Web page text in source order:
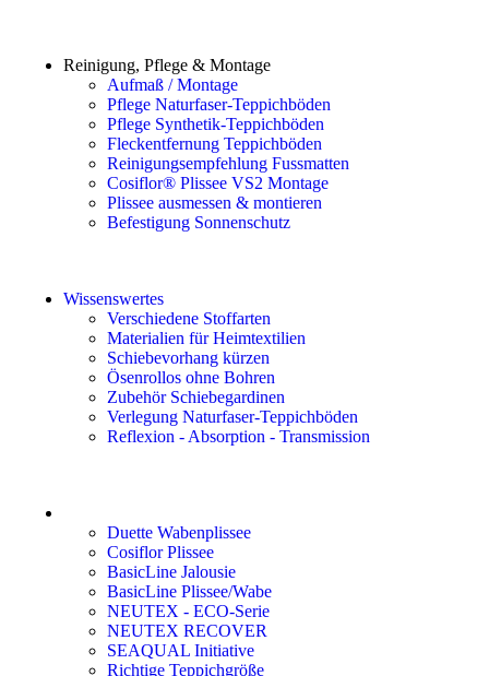
Reinigung, Pflege & Montage
Aufmaß / Montage
Pflege Naturfaser-Teppichböden
Pflege Synthetik-Teppichböden
Fleckentfernung Teppichböden
Reinigungsempfehlung Fussmatten
Cosiflor® Plissee VS2 Montage
Plissee ausmessen & montieren
Befestigung Sonnenschutz
Wissenswertes
Verschiedene Stoffarten
Materialien für Heimtextilien
Schiebevorhang kürzen
Ösenrollos ohne Bohren
Zubehör Schiebegardinen
Verlegung Naturfaser-Teppichböden
Reflexion - Absorption - Transmission
Duette Wabenplissee
Cosiflor Plissee
BasicLine Jalousie
BasicLine Plissee/Wabe
NEUTEX - ECO-Serie
NEUTEX RECOVER
SEAQUAL Initiative
Richtige Teppichgröße